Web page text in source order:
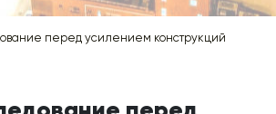
перед усилением конструкций